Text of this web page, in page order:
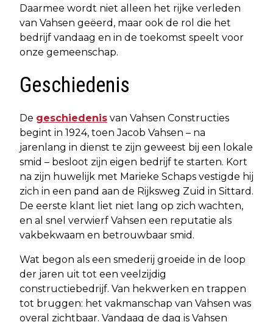
Daarmee wordt niet alleen het rijke verleden
van Vahsen geëerd, maar ook de rol die het
bedrijf vandaag en in de toekomst speelt voor
onze gemeenschap.
Geschiedenis
De geschiedenis van Vahsen Constructies
begint in 1924, toen Jacob Vahsen – na
jarenlang in dienst te zijn geweest bij een lokale
smid – besloot zijn eigen bedrijf te starten. Kort
na zijn huwelijk met Marieke Schaps vestigde hij
zich in een pand aan de Rijksweg Zuid in Sittard.
De eerste klant liet niet lang op zich wachten,
en al snel verwierf Vahsen een reputatie als
vakbekwaam en betrouwbaar smid.
Wat begon als een smederij groeide in de loop
der jaren uit tot een veelzijdig
constructiebedrijf. Van hekwerken en trappen
tot bruggen: het vakmanschap van Vahsen was
overal zichtbaar. Vandaag de dag is Vahsen